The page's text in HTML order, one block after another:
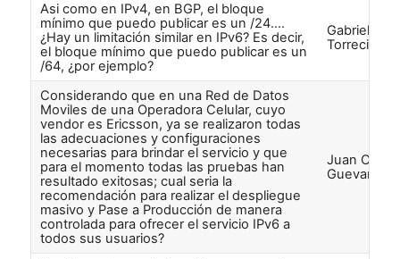
Asi como en IPv4, en BGP, el bloque
mínimo que puedo publicar es un /24….
¿Hay un limitación similar en IPv6? Es decir,
el bloque mínimo que puedo publicar es un
/64, ¿por ejemplo?
Gabriel
Torrecilla
Considerando que en una Red de Datos
Moviles de una Operadora Celular, cuyo
vendor es Ericsson, ya se realizaron todas
las adecuaciones y configuraciones
necesarias para brindar el servicio y que
para el momento todas las pruebas han
resultado exitosas; cual seria la
recomendación para realizar el despliegue
masivo y Pase a Producción de manera
controlada para ofrecer el servicio IPv6 a
todos sus usuarios?
Juan Carlos
Guevara